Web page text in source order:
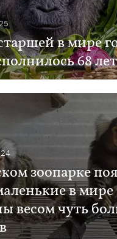
в мире
68 лет
зоопарке
в мире
весом чуть